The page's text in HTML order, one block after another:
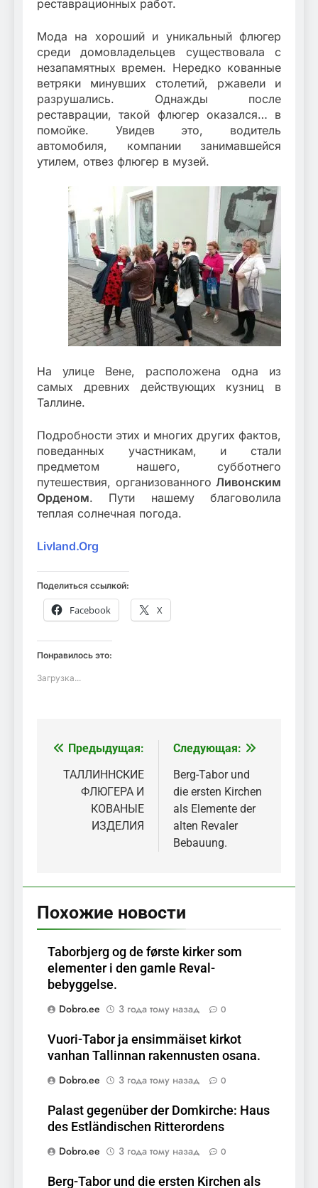
реставрационных работ.
Мода на хороший и уникальный флюгер
среди домовладельцев существовала с
незапамятных времен. Нередко кованные
ветряки минувших столетий, ржавели и
разрушались. Однажды после
реставрации, такой флюгер оказался… в
помойке. Увидев это, водитель
автомобиля, компании занимавшейся
утилем, отвез флюгер в музей.
На улице Вене, расположена одна из
самых древних действующих кузниц в
Таллине.
Подробности этих и многих других фактов,
поведанных участникам, и стали
предметом нашего, субботнего
путешествия, организованного Ливонским
Орденом. Пути нашему благоволила
теплая солнечная погода.
Livland.Org
Поделиться ссылкой:
Facebook X
Понравилось это:
Загрузка...
Навигация
по
записям
Предыдущая:
ТАЛЛИННСКИЕ
ФЛЮГЕРА И
КОВАНЫЕ
ИЗДЕЛИЯ
Следующая:
Berg-Tabor und
die ersten Kirchen
als Elemente der
alten Revaler
Bebauung.
Похожие новости
Taborbjerg og de første kirker som
elementer i den gamle Reval-
bebyggelse.
Dobro.ee
3 года тому назад 0
Vuori-Tabor ja ensimmäiset kirkot
vanhan Tallinnan rakennusten osana.
Dobro.ee
3 года тому назад 0
Palast gegenüber der Domkirche: Haus
des Estländischen Ritterordens
Dobro.ee
3 года тому назад 0
Berg-Tabor und die ersten Kirchen als